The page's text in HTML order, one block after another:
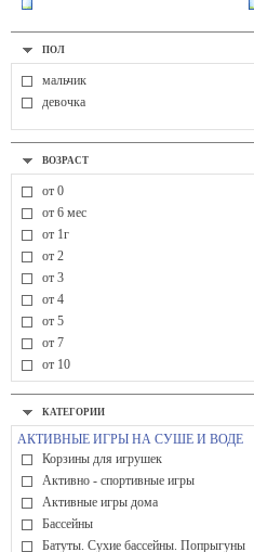
ПОЛ
мальчик
девочка
ВОЗРАСТ
от 0
от 6 мес
от 1г
от 2
от 3
от 4
от 5
от 7
от 10
КАТЕГОРИИ
АКТИВНЫЕ ИГРЫ НА СУШЕ И ВОДЕ
Корзины для игрушек
Активно - спортивные игры
Активные игры дома
Бассейны
Батуты. Сухие бассейны. Попрыгуны